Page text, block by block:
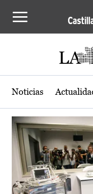
Actualidad de
Noticias